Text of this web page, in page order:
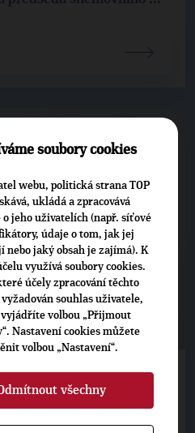
Korespondenční
soubory cookies
webu, politická strana TOP
ukládá a zpracovává
o jeho uživatelích (např. síťové
údaje o tom, jak jej
nebo jaký obsah je zajímá). K
využívá soubory cookies.
účely zpracování těchto
souhlas uživatele,
volbou „Přijmout
Nastavení cookies můžete
volbou „Nastavení“.
všechny